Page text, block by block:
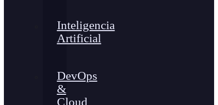
Inteligencia
Artificial
DevOps
&
Cloud